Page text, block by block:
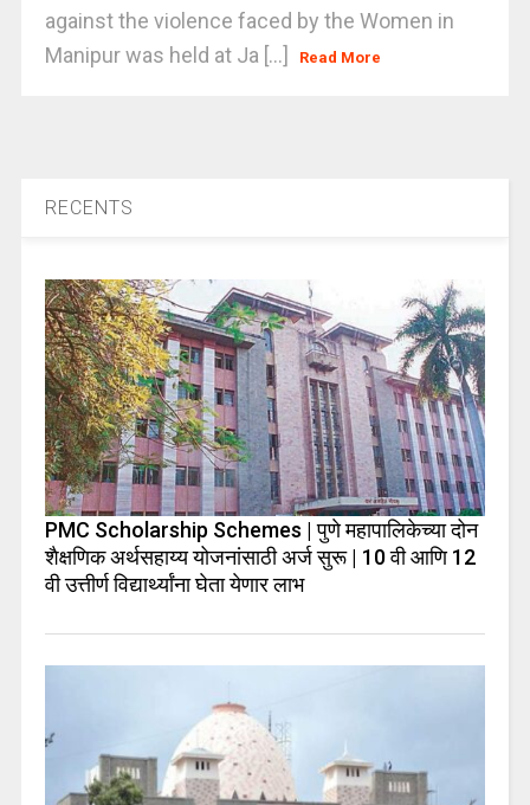
against the violence faced by the Women in
Manipur was held at Ja [...]
Read More
RECENTS
PMC Scholarship Schemes | पुणे महापालिकेच्या दोन
शैक्षणिक अर्थसहाय्य योजनांसाठी अर्ज सुरू | 10 वी आणि 12
वी उत्तीर्ण विद्यार्थ्यांना घेता येणार लाभ